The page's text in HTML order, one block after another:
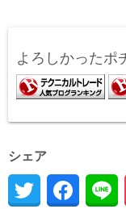
よろしかったポ
シェア